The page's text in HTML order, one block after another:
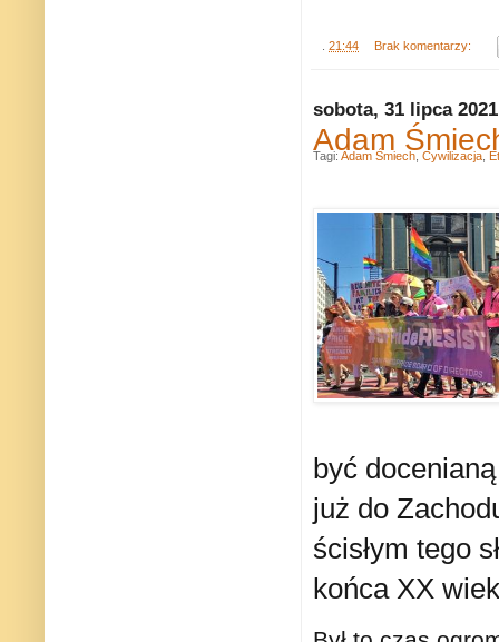
21:44 Brak komentarzy:
sobota, 31 lipca 2021
Adam
być
już do
ścisłym tego
końca XX
Tagi: Adam Śmiech Cywilizacja